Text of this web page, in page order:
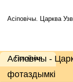
Асіповічы. Царква
Асіповічы -
фотаздымкі
Галоўная